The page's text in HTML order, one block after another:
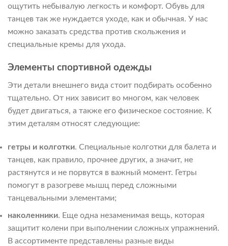
ощутить небывалую легкость и комфорт. Обувь для
танцев так же нуждается уходе, как и обычная. У нас
можно заказать средства против скольжения и
специальные кремы для ухода.
Элементы спортивной одежды
Эти детали внешнего вида стоит подбирать особенно
тщательно. От них зависит во многом, как человек
будет двигаться, а также его физическое состояние. К
этим деталям относят следующие:
гетры и колготки. Специальные колготки для балета и
танцев, как правило, прочнее других, а значит, не
растянутся и не порвутся в важный момент. Гетры
помогут в разогреве мышц перед сложными
танцевальными элементами;
наколенники. Еще одна незаменимая вещь, которая
защитит колени при выполнении сложных упражнений.
В ассортименте представлены разные виды